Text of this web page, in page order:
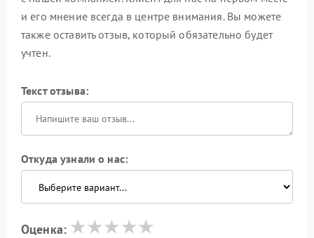
и его мнение всегда в центре внимания. Вы можете
также оставить отзыв, который обязательно будет
учтен.
Текст отзыва:
Откуда узнали о нас:
Оценка: